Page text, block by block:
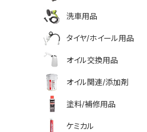
洗車用品
タイヤ/ホイール用品
オイル交換用品
オイル関連/添加剤
塗料/補修用品
ケミカル